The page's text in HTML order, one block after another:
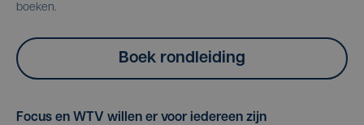
boeken.
Boek rondleiding
Focus en WTV willen er voor iedereen zijn